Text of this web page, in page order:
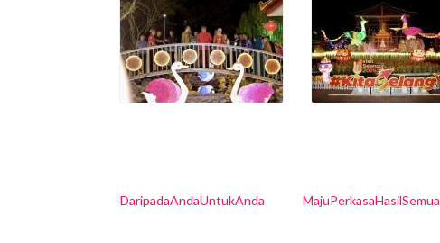
DaripadaAndaUntukAnda MajuPerkasaHasilSemua